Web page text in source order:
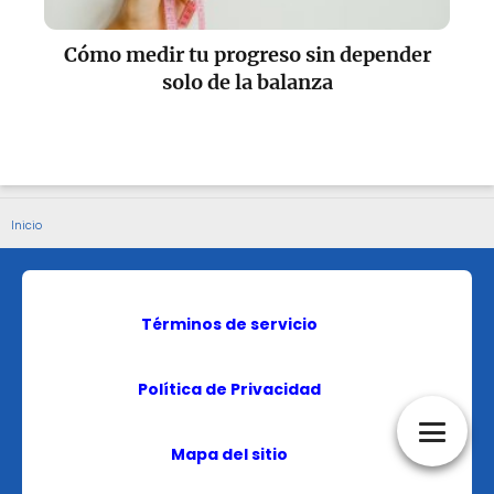
Cómo medir tu progreso sin depender
solo de la balanza
Inicio
Términos de servicio
Política de Privacidad
Mapa del sitio